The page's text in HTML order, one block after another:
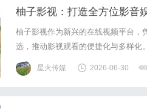
柚子影视：打造全方位影音
柚子影视作为新兴的在线视频平台，
选，推动影视观看的便捷化与多样化。
星火传媒 2026-06-30